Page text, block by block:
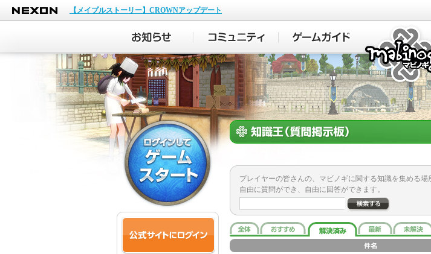
NEXON
【メイプルストーリー】CROWNアップデート
プレイヤーの皆さんの、マビノギに関する知識を集める場
自由に質問ができ、自由に回答ができます。